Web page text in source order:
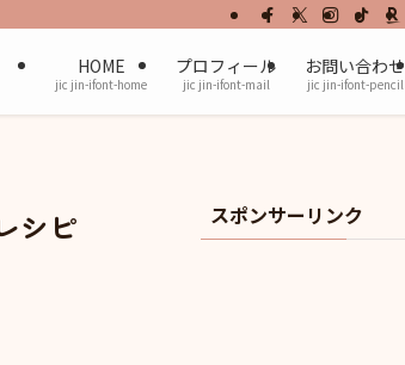
HOME
jic jin-ifont-home
プロフィール
jic jin-ifont-mail
お問い合わせ
jic jin-ifont-pencil
シピ スポンサーリンク